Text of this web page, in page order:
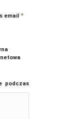
email *
podczas